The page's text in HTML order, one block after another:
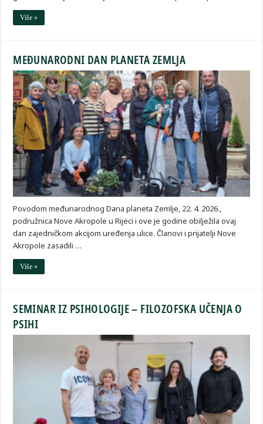
Više »
MEĐUNARODNI DAN PLANETA ZEMLJA
Povodom međunarodnog Dana planeta Zemlje, 22. 4. 2026.,
podružnica Nove Akropole u Rijeci i ove je godine obilježila ovaj
dan zajedničkom akcijom uređenja ulice. Članovi i prijatelji Nove
Akropole zasadili …
Više »
SEMINAR IZ PSIHOLOGIJE – FILOZOFSKA UČENJA O
PSIHI